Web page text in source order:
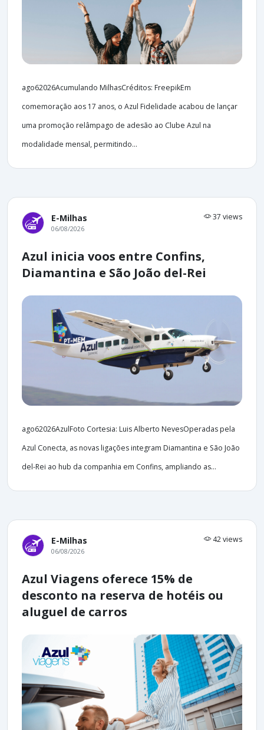
ago62026Acumulando MilhasCréditos: FreepikEm
comemoração aos 17 anos, o Azul Fidelidade acabou de lançar
uma promoção relâmpago de adesão ao Clube Azul na
modalidade mensal, permitindo...
E-Milhas 37 views
06/08/2026
Azul inicia voos entre Confins,
Diamantina e São João del-Rei
ago62026AzulFoto Cortesia: Luis Alberto NevesOperadas pela
Azul Conecta, as novas ligações integram Diamantina e São João
del-Rei ao hub da companhia em Confins, ampliando as...
E-Milhas 42 views
06/08/2026
Azul Viagens oferece 15% de
desconto na reserva de hotéis ou
aluguel de carros